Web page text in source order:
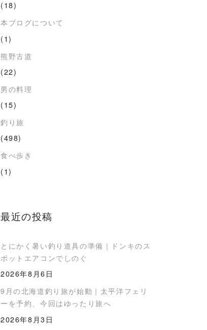
(18)
本ブログについて
(1)
熊野古道
(22)
男の料理
(15)
釣り旅
(498)
食べ歩き
(1)
最近の投稿
とにかく暑い釣り道具の準備｜ドンキのス
ポットエアコンでしのぐ
2026年8月6日
9月の北海道釣り旅が始動｜太平洋フェリ
ーを予約、今回はゆったり旅へ
2026年8月3日